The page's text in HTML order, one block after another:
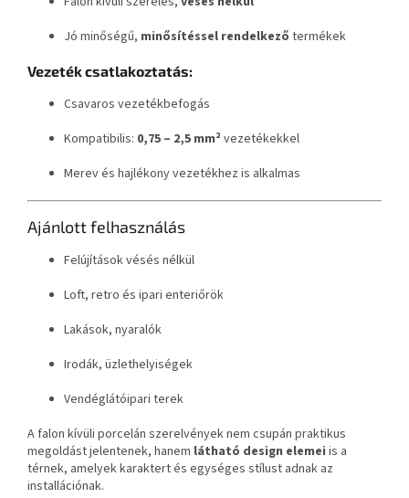
Jó minőségű, minősítéssel rendelkező termékek
Vezeték csatlakoztatás:
Csavaros vezetékbefogás
Kompatibilis: 0,75 – 2,5 mm²vezetékekkel
Merev és hajlékony vezetékhez is alkalmas
Ajánlott felhasználás
Felújítások vésés nélkül
Loft, retro és ipari enteriőrök
Lakások, nyaralók
Irodák, üzlethelyiségek
Vendéglátóipari terek
A falon kívüli porcelán szerelvények nem csupán praktikus
megoldást jelentenek, hanem látható design elemei is a
térnek, amelyek karaktert és egységes stílust adnak az
installációnak.